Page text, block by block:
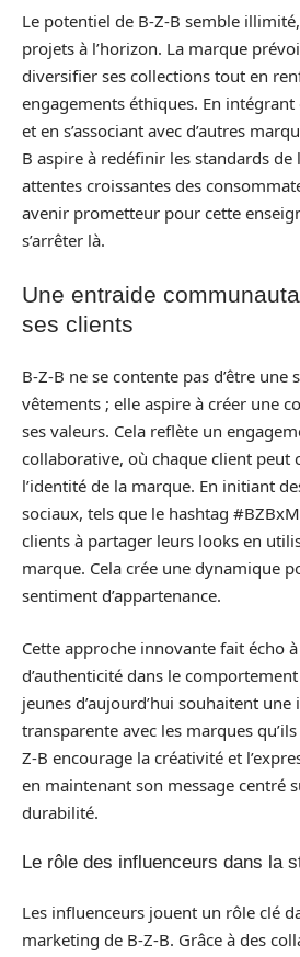
Le potentiel de B-Z-B semble
projets à l’horizon. La marque
diversifier ses collections tout en
engagements éthiques. En
et en s’associant avec d’autres
B aspire à redéfinir les standards
attentes croissantes des
avenir prometteur pour cette
s’arrêter là.
Une entraide
ses clients
B-Z-B ne se contente pas d’être
vêtements ; elle aspire à créer une
ses valeurs. Cela reflète un
collaborative, où chaque client peut
l’identité de la marque. En initiant
sociaux, tels que le hashtag
clients à partager leurs looks en
marque. Cela crée une dynamique
sentiment d’appartenance.
Cette approche innovante fait écho
d’authenticité dans le
jeunes d’aujourd’hui souhaitent
transparente avec les marques
Z-B encourage la créativité et
en maintenant son message centré
durabilité.
Le rôle des influenceurs dans la
Les influenceurs jouent un rôle clé
marketing de B-Z-B. Grâce à des